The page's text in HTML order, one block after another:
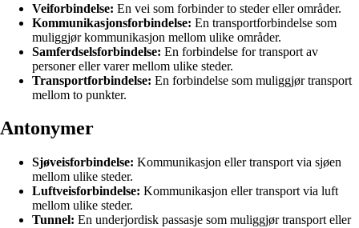
Veiforbindelse: En vei som forbinder to steder eller områder.
Kommunikasjonsforbindelse: En transportforbindelse som
muliggjør kommunikasjon mellom ulike områder.
Samferdselsforbindelse: En forbindelse for transport av
personer eller varer mellom ulike steder.
Transportforbindelse: En forbindelse som muliggjør transport
mellom to punkter.
Antonymer
Sjøveisforbindelse: Kommunikasjon eller transport via sjøen
mellom ulike steder.
Luftveisforbindelse: Kommunikasjon eller transport via luft
mellom ulike steder.
Tunnel: En underjordisk passasje som muliggjør transport eller